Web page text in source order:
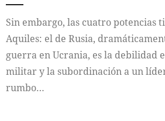
Sin embargo, las cuatro potencias
Aquiles: el de Rusia,
guerra en Ucrania, es la debilidad
militar y la subordinación a un
rumbo…